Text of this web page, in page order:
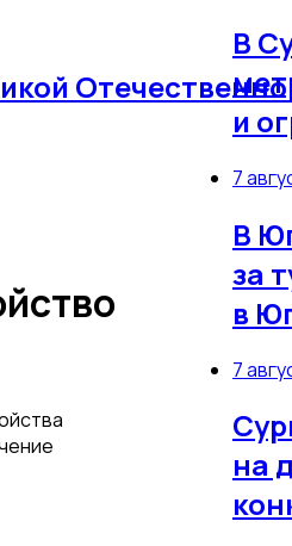
В
и
7
В
за
в
7
на